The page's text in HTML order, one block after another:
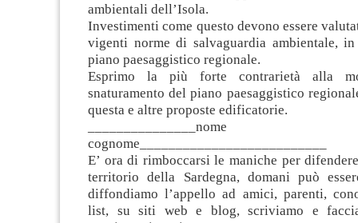
ambientali dell’Isola.
Investimenti come questo devono essere
vigenti norme di salvaguardia ambientale,
piano paesaggistico regionale.
Esprimo la più forte contrarietà alla
snaturamento del piano paesaggistico
questa e altre proposte edificatorie.
cognome__________________________
E’ ora di rimboccarsi le maniche per
territorio della Sardegna, domani può
diffondiamo l’appello ad amici, parenti,
list, su siti web e blog, scriviamo e